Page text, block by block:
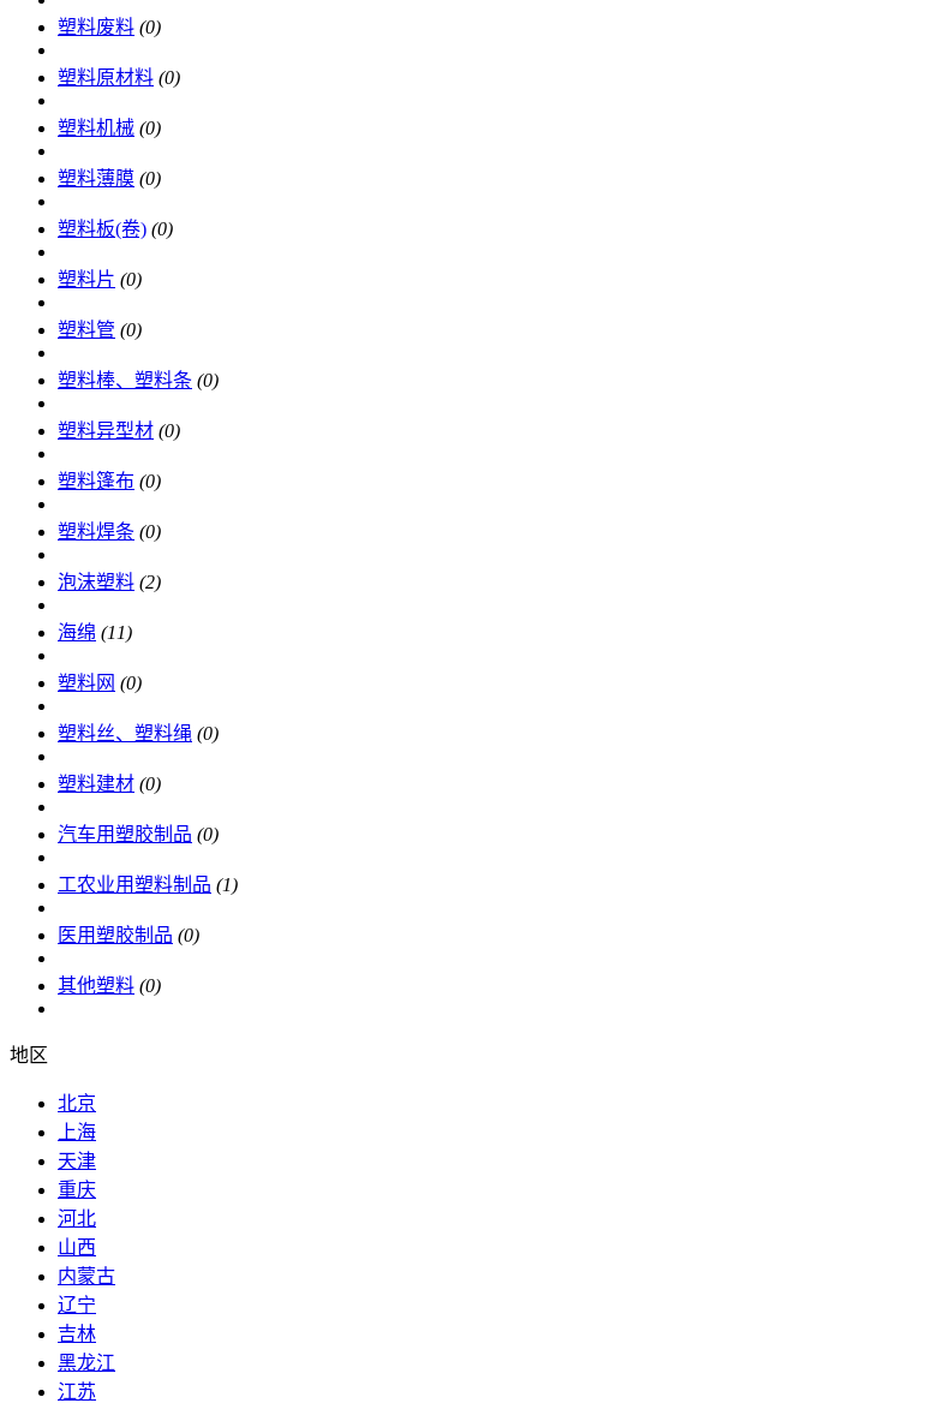
塑料废料 (0)
塑料原材料 (0)
塑料机械 (0)
塑料薄膜 (0)
塑料板(卷) (0)
塑料片 (0)
塑料管 (0)
塑料棒、塑料条 (0)
塑料异型材 (0)
塑料篷布 (0)
塑料焊条 (0)
泡沫塑料 (2)
海绵 (11)
塑料网 (0)
塑料丝、塑料绳 (0)
塑料建材 (0)
汽车用塑胶制品 (0)
工农业用塑料制品 (1)
医用塑胶制品 (0)
其他塑料 (0)
地区
北京
上海
天津
重庆
河北
山西
内蒙古
辽宁
吉林
黑龙江
江苏